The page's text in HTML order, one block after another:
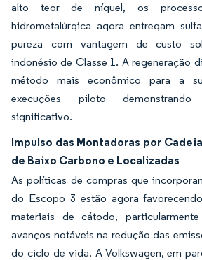
alto teor de níquel, os
hidrometalúrgica agora entregam
pureza com vantagem de custo
indonésio de Classe 1. A regeneração
método mais econômico para a
execuções piloto
significativo.
Impulso das Montadoras por
de Baixo Carbono e Localizadas
As políticas de compras que
do Escopo 3 estão agora
materiais de cátodo,
avanços notáveis na redução das
do ciclo de vida. A Volkswagen, em